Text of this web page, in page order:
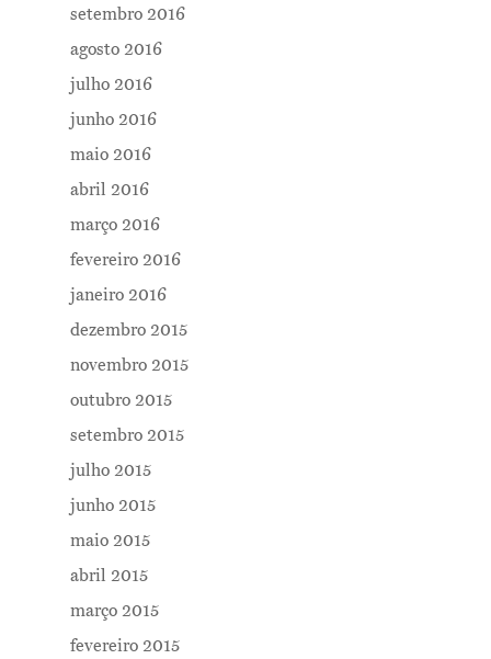
setembro 2016
agosto 2016
julho 2016
junho 2016
maio 2016
abril 2016
março 2016
fevereiro 2016
janeiro 2016
dezembro 2015
novembro 2015
outubro 2015
setembro 2015
julho 2015
junho 2015
maio 2015
abril 2015
março 2015
fevereiro 2015